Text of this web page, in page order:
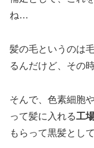
ね…
髪の毛というのは
るんだけど、その
そんで、色素細胞
って髪に入れる工
もらって黒髪とし